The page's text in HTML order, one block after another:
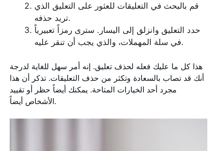
قم بالبحث في التعليقات للعثور على التعليق الذي
تريد حذفه.
حدد التعليق وانزلق إلى اليسار. سترى رمزاً تعبيرياً
في سلة المهملات، والذي يجب أن تنقر عليه.
هذا كل ما عليك فعله لحذف تعليق. إنه أمر سهل للغاية لدرجة
أنك قد تصاب بالسعادة وتكثر من حذف التعليقات. تذكر أن هذا
مجرد أحد الخيارات المتاحة. يمكنك أيضاً حظر أو تقييد
الأشخاص أيضاً.